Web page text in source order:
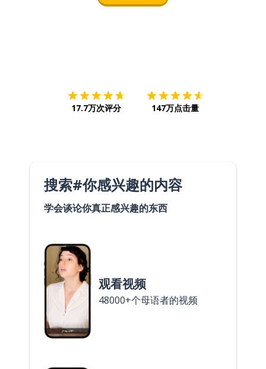
17.7万次评分 147万点击量
搜索#你感兴趣的内容
学会谈论你真正感兴趣的东西
观看视频
48000+个母语者的视频